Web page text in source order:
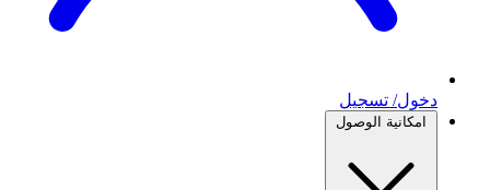
دخول/ تسجيل
امكانية الوصول